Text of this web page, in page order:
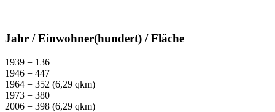
Jahr / Einwohner(hundert) / Fläche
1939 = 136
1946 = 447
1964 = 352 (6,29 qkm)
1973 = 380
2006 = 398 (6,29 qkm)